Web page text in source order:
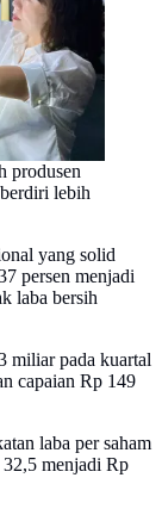
produsen
lebih
yang solid
persen menjadi
laba bersih
miliar pada kuartal
capaian Rp 149
laba per saham
32,5 menjadi Rp